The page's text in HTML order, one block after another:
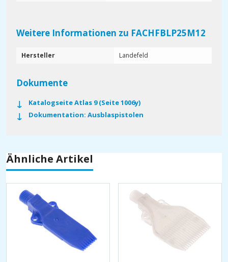
Weitere Informationen zu FACHFBLP25M12
Hersteller Landefeld
Dokumente
Katalogseite Atlas 9 (Seite 1006y)
Dokumentation: Ausblaspistolen
Ähnliche Artikel